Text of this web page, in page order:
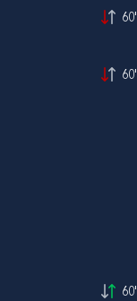
60'
60'
60'